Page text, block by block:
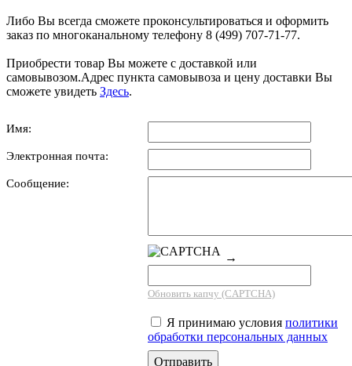
Либо Вы всегда сможете проконсультироваться и оформить
заказ по многоканальному телефону 8 (499) 707-71-77.
Приобрести товар Вы можете с доставкой или
самовывозом.Адрес пункта самовывоза и цену доставки Вы
сможете увидеть Здесь.
Имя:
Электронная почта:
Сообщение:
→
Обновить капчу (CAPTCHA)
Я принимаю условия политики
обработки персональных данных